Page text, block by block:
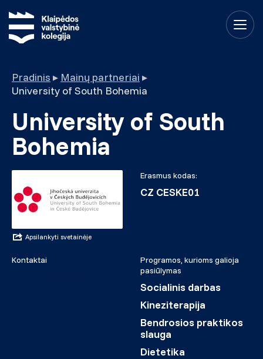
Pradinis ▸ Mainų partneriai ▸
University of South Bohemia
University of South
Bohemia
Apsilankyti svetainėje
Erasmus kodas:
CZ CESKE01
Kontaktai
Programos, kurioms galioja
pasiūlymas
Socialinis darbas
Kineziterapija
Bendrosios praktikos
slauga
Dietetika